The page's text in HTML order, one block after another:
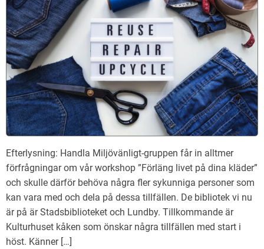
Efterlysning: Handla Miljövänligt-gruppen får in alltmer
förfrågningar om vår workshop ”Förläng livet på dina kläder”
och skulle därför behöva några fler sykunniga personer som
kan vara med och dela på dessa tillfällen. De bibliotek vi nu
är på är Stadsbiblioteket och Lundby. Tillkommande är
Kulturhuset kåken som önskar några tillfällen med start i
höst. Känner […]